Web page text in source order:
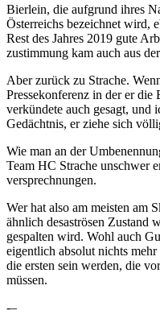
Bierlein, die aufgrund ihres
Österreichs bezeichnet wird,
Rest des Jahres 2019 gute
zustimmung kam auch aus
Aber zurück zu Strache.
Pressekonferenz in der er die
verkündete auch gesagt, und
Gedächtnis, er ziehe sich
Wie man an der
Team HC Strache unschwer
versprechnungen.
Wer hat also am meisten am
ähnlich desaströsen Zustand
gespalten wird. Wohl auch
eigentlich absolut nichts
die ersten sein werden, die
müssen.
-–